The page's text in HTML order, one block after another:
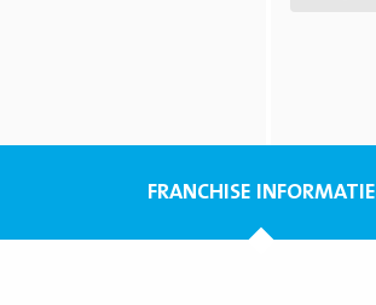
FRANCHISE INFORMATIE